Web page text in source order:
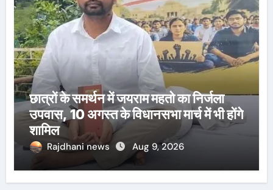
छात्रों के समर्थन में जयराम महतो का निर्जला
उपवास, 10 अगस्त के विधानसभा मार्च में भी होंगे
शामिल
Rajdhani news Aug 9, 2026